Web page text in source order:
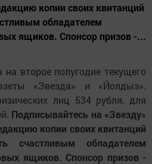
копии своих квитанций
обладателем
ящиков. Спонсор призов -...
второе полугодие текущего
«Звезда» и «Йолдыз».
лиц 534 рубля, для
Подписывайтесь на «Звезду»
копии своих квитанций
обладателем
ящиков. Спонсор призов -